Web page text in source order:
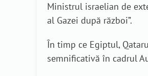
Ministrul israelian de
al Gazei după război”.
În timp ce Egiptul,
semnificativă în cadrul